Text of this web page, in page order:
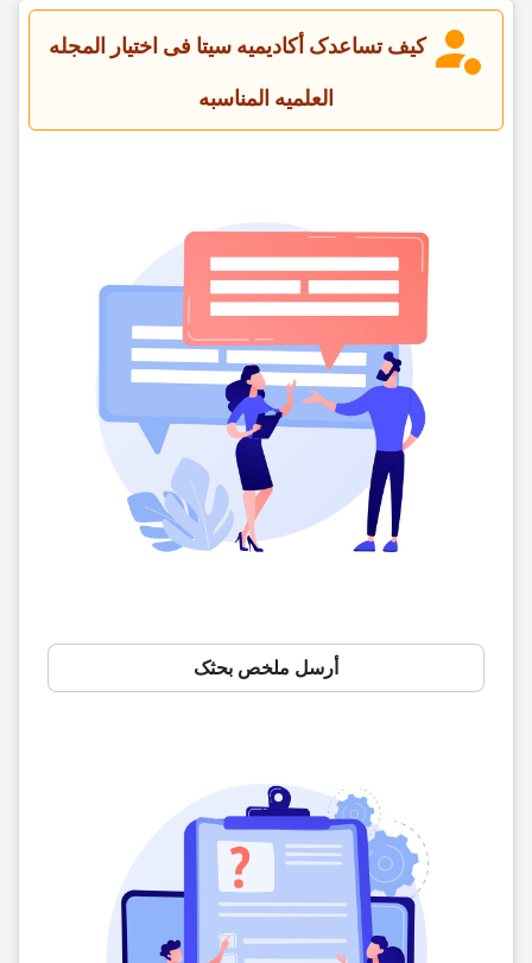
کیف تساعدک أکادیمیه سیتا فی اختیار المجله
العلمیه المناسبه
أرسل ملخص بحثک